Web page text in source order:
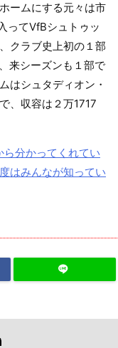
ームにする元々は市
ってVfBシュトゥッ
クラブ史上初の１部
来シーズンも１部で
はシュタディオン・
、収容は２万1717
分かってくれてい
はみんなが知ってい